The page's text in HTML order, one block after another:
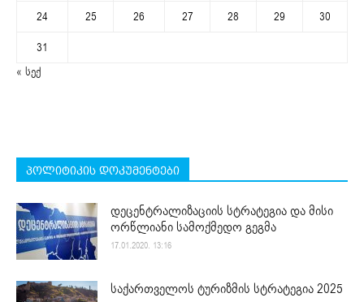
24
25 26 27 28 29
30
31
« სექ
პოლიტიკის დოკუმენტები
დეცენტრალიზაციის სტრატეგია და მისი
ორწლიანი სამოქმედო გეგმა
17.01.2020. 13:16
საქართველოს ტურიზმის სტრატეგია 2025